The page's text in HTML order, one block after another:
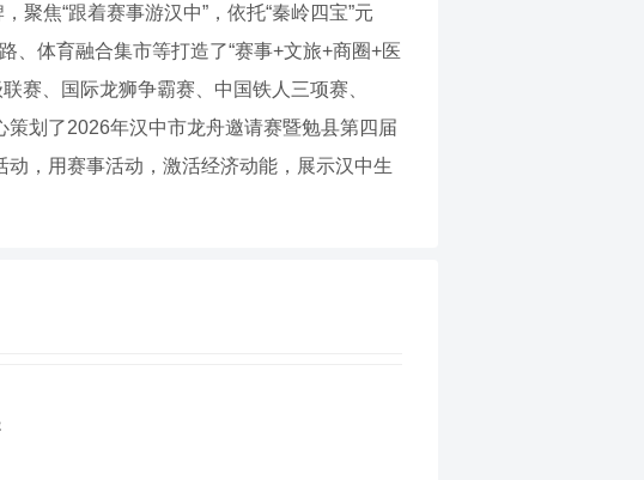
焦“跟着赛事游汉中”，依托“秦岭四宝”元
、体育融合集市等打造了“赛事+文旅+商圈+医
赛、国际龙狮争霸赛、中国铁人三项赛、
划了2026年汉中市龙舟邀请赛暨勉县第四届
，用赛事活动，激活经济动能，展示汉中生